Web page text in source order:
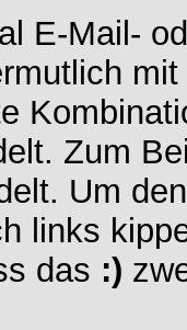
E-Mail-
Zum
Um
links
das :)